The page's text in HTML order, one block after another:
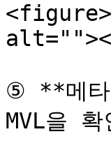
⑤ **메타